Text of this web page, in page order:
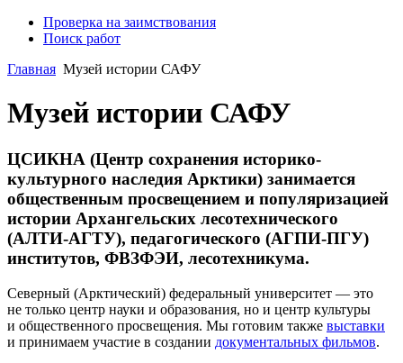
Проверка на заимствования
Поиск работ
Главная Музей истории САФУ
Музей истории САФУ
ЦСИКНА (Центр сохранения историко-
культурного наследия Арктики) занимается
общественным просвещением и популяризацией
истории Архангельских лесотехнического
(АЛТИ-АГТУ), педагогического (АГПИ-ПГУ)
институтов, ФВЗФЭИ, лесотехникума.
Северный (Арктический) федеральный университет — это
не только центр науки и образования, но и центр культуры
и общественного просвещения. Мы готовим также выставки
и принимаем участие в создании документальных фильмов.